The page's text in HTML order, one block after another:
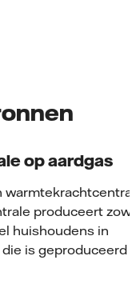
op aardgas
produceert
huishoudens in
is geproduceerd